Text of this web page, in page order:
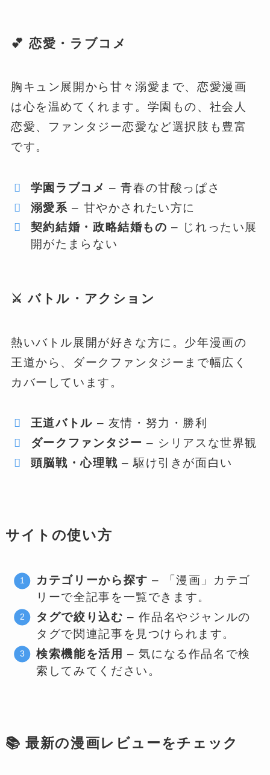
💕 恋愛・ラブコメ
胸キュン展開から甘々溺愛まで、恋愛漫画
は心を温めてくれます。学園もの、社会人
恋愛、ファンタジー恋愛など選択肢も豊富
です。
学園ラブコメ – 青春の甘酸っぱさ
溺愛系 – 甘やかされたい方に
契約結婚・政略結婚もの – じれったい展
開がたまらない
⚔️ バトル・アクション
熱いバトル展開が好きな方に。少年漫画の
王道から、ダークファンタジーまで幅広く
カバーしています。
王道バトル – 友情・努力・勝利
ダークファンタジー – シリアスな世界観
頭脳戦・心理戦 – 駆け引きが面白い
サイトの使い方
カテゴリーから探す – 「漫画」カテゴ
リーで全記事を一覧できます。
タグで絞り込む – 作品名やジャンルの
タグで関連記事を見つけられます。
検索機能を活用 – 気になる作品名で検
索してみてください。
📚 最新の漫画レビューをチェック